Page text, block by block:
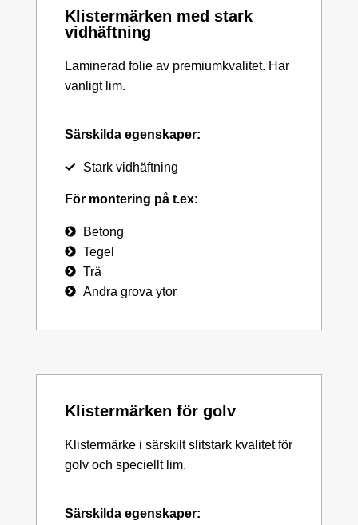
Klistermärken med stark
vidhäftning
Laminerad folie av premiumkvalitet. Har
vanligt lim.
Särskilda egenskaper:
Stark vidhäftning
För montering på t.ex:
Betong
Tegel
Trä
Andra grova ytor
Klistermärken för golv
Klistermärke i särskilt slitstark kvalitet för
golv och speciellt lim.
Särskilda egenskaper: